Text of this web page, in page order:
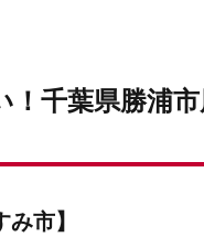
千葉県勝浦
市】